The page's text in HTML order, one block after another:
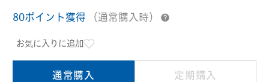
80ポイント獲得 （通常購入時）
お気に入りに追加
通常購入 定期購入